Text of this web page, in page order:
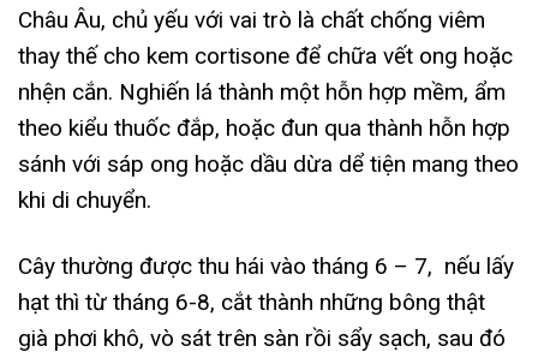
Châu Âu, chủ yếu với vai trò là chất chống viêm
thay thế cho kem cortisone để chữa vết ong hoặc
nhện cắn. Nghiến lá thành một hỗn hợp mềm, ẩm
theo kiểu thuốc đắp, hoặc đun qua thành hỗn hợp
sánh với sáp ong hoặc dầu dừa dể tiện mang theo
khi di chuyển.
Cây thường được thu hái vào tháng 6 – 7, nếu lấy
hạt thì từ tháng 6-8, cắt thành những bông thật
già phơi khô, vò sát trên sàn rồi sẩy sạch, sau đó